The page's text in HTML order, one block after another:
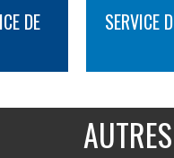
DE
SERVICE
PLUS D'INFORMATION